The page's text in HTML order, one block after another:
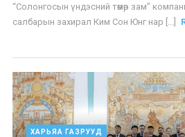
“Солонгосын үндэсний төмөр зам”
салбарын захирал Ким Сон Юнг нар [...]
ХАРЬЯА ГАЗРУУД